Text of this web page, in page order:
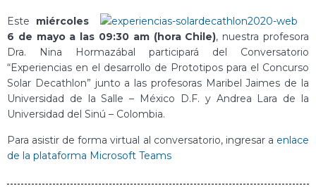
Este miércoles
6 de mayo a las 09:30 am (hora Chile), nuestra profesora
Dra. Nina Hormazábal participará del Conversatorio
“Experiencias en el desarrollo de Prototipos para el Concurso
Solar Decathlon” junto a las profesoras Maribel Jaimes de la
Universidad de la Salle – México D.F. y Andrea Lara de la
Universidad del Sinú – Colombia.
Para asistir de forma virtual al conversatorio, ingresar a enlace
de la plataforma Microsoft Teams